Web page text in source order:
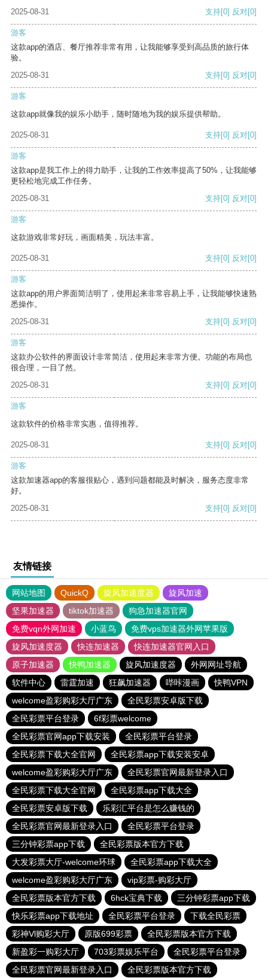
2025-08-31
支持[0] 反对[0]
游客
这款app的酒店、餐厅推荐非常有用，让我能够享受到高品质的旅行体
验。
2025-08-31
支持[0] 反对[0]
游客
这款app就像我的娱乐小助手，随时随地为我的娱乐提供帮助。
2025-08-31 支持[0] 反对[0]
游客
这款app是我工作上的得力助手，让我的工作效率提高了50%，让我能够
更轻松地完成工作任务。
2025-08-31
支持[0] 反对[0]
游客
这款游戏非常好玩，画面精美，玩法丰富。
2025-08-31 支持[0] 反对[0]
游客
这款app的用户界面简洁明了，使用起来非常容易上手，让我能够快速熟
悉操作。
2025-08-31
支持[0] 反对[0]
游客
这款办公软件的界面设计非常简洁，使用起来非常方便。功能的布局也
很合理，一目了然。
2025-08-31
支持[0] 反对[0]
游客
这款软件的价格非常实惠，值得推荐。
2025-08-31 支持[0] 反对[0]
游客
这款加速器app的客服很贴心，遇到问题都能及时解决，服务态度非常
好。
2025-08-31
支持[0] 反对[0]
友情链接
网站地图 QuickQ 旋风加速度器
旋风加速
坚果加速器
tiktok加速器
狗急加速器官网
免费vqn外网加速
小蓝鸟
免费vps加速器外网苹果版
旋风加速度器
快连加速器
快连加速器官网入口
原子加速器
快鸭加速器 旋风加速度器
外网网址导航
软件中心
雷霆加速 狂飙加速器 哔咔漫画
快鸭VPN
welcome盈彩购彩大厅广东
全民彩票安卓版下载
全民彩票平台登录
6f彩票welcome
全民彩票官网app下载安装
全民彩票平台登录
全民彩票下载大全官网
全民彩票app下载安装安卓
welcome盈彩购彩大厅广东
全民彩票官网最新登录入口
全民彩票下载大全官网
全民彩票app下载大全
全民彩票安卓版下载
乐彩汇平台是怎么赚钱的
全民彩票官网最新登录入口
全民彩票平台登录
三分钟彩票app下载
全民彩票版本官方下载
大发彩票大厅-welcome环球
全民彩票app下载大全
welcome盈彩购彩大厅广东
vip彩票-购彩大厅
全民彩票版本官方下载
6hck宝典下载
三分钟彩票app下载
快乐彩票app下载地址
全民彩票平台登录
下载全民彩票
彩神Vl购彩大厅
原版699彩票
全民彩票版本官方下载
新盈彩一购彩大厅
703彩票娱乐平台
全民彩票平台登录
全民彩票官网最新登录入口
全民彩票版本官方下载